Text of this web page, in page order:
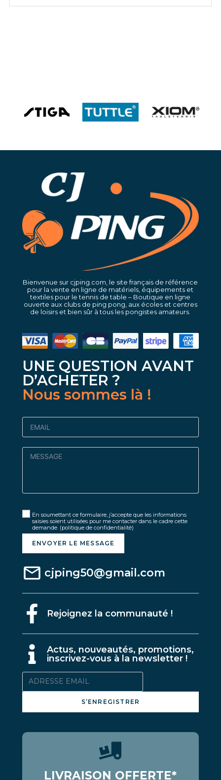
Bienvenue sur cjping.com, le site français de référence
pour la vente en ligne de matériels, équipements et
textiles pour le tennis de table – Boutique en ligne
ouverte aux clubs de ping pong, aux écoles et centres
de loisirs et bien sûr à tous les pongistes amateurs.
UNE QUESTION AVANT
D’ACHETER ?
Nous sommes là !
En soumettant ce formulaire, j’accepte que les informations
saisies soient utilisées pour me contacter dans le cadre cette
demande. (politique de confidentialité)
ENVOYER LE MESSAGE
cjping50@gmail.com
Rejoignez la communauté !
Actus, nouveautés, promotions,
inscrivez-vous à la newsletter !
S’ENREGISTRER
LIVRAISON OFFERTE*